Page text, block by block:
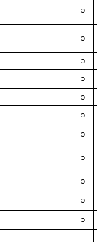
○
○
○
○
○
○
○
○
○
○
○